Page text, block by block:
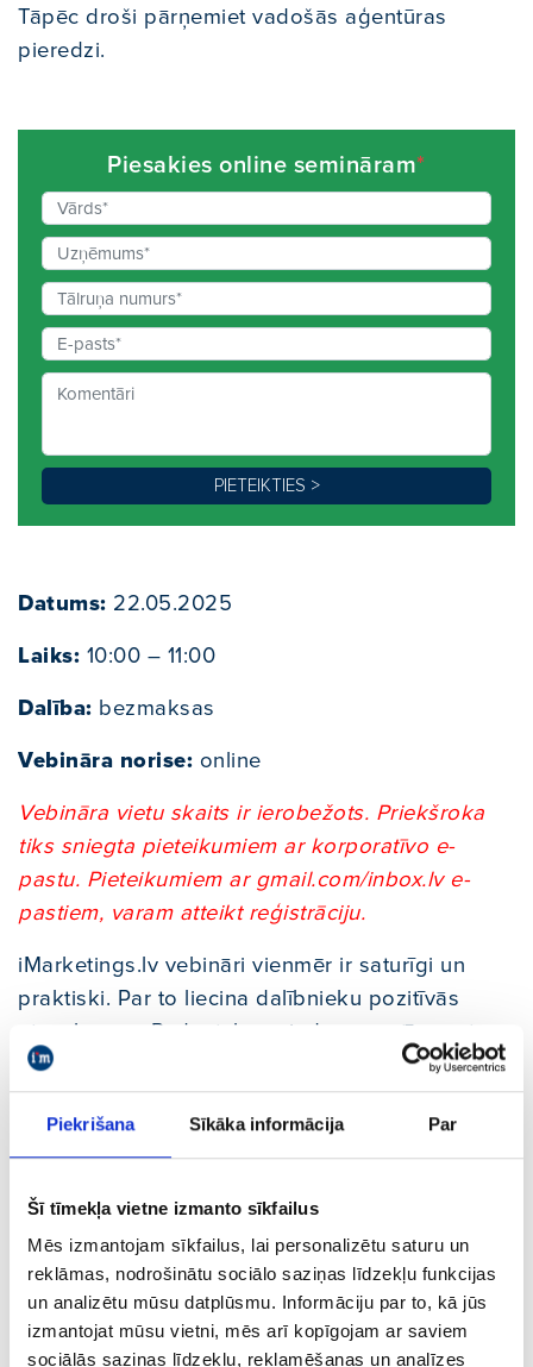
Piekrišana Sīkāka informācija Par
Šī tīmekļa vietne izmanto sīkfailus
Mēs izmantojam sīkfailus, lai personalizētu saturu un
reklāmas, nodrošinātu sociālo saziņas līdzekļu funkcijas
un analizētu mūsu datplūsmu. Informāciju par to, kā jūs
izmantojat mūsu vietni, mēs arī kopīgojam ar saviem
sociālās saziņas līdzekļu, reklamēšanas un analīzes
Tāpēc droši pārņemiet vadošās aģentūras
pieredzi.
Piesakies online semināram*
Datums: 22.05.2025
Laiks: 10:00 – 11:00
Dalība: bezmaksas
Vebināra norise: online
Vebināra vietu skaits ir ierobežots. Priekšroka
tiks sniegta pieteikumiem ar korporatīvo e-
pastu. Pieteikumiem ar gmail.com/inbox.lv e-
pastiem, varam atteikt reģistrāciju.
iMarketings.lv vebināri vienmēr ir saturīgi un
praktiski. Par to liecina dalībnieku pozitīvās
atsauksmes. Redzot, ka sniedzam vērtīgu saturu
un palīdzam uzņēmumiem tikt pie zināšanām,
mums ir vēl lielāka motivācija dalīties mūsu
pieredzē. Lai vebināri ir pieejami katram, šo
vebināru nodrošinām bez maksas.
Vebināra mērķis ir nodot jums mūsu
praktiskās zināšanas. Bet, ja kaut kāda